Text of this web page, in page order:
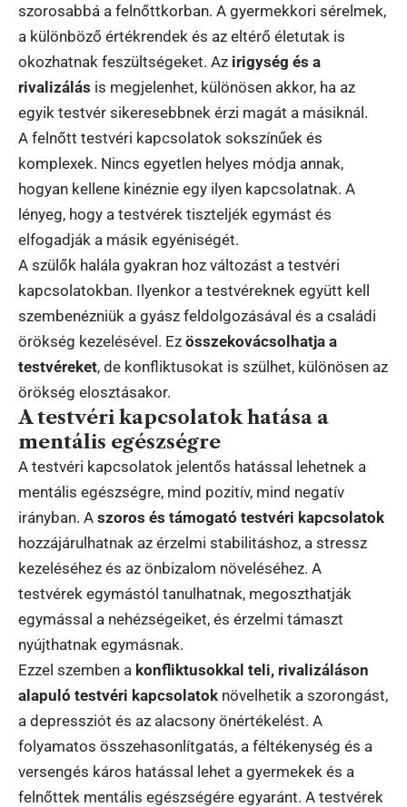
szorosabbá a felnőttkorban. A gyermekkori sérelmek,
a különböző értékrendek és az eltérő életutak is
okozhatnak feszültségeket. Az irigység és a
rivalizálás is megjelenhet, különösen akkor, ha az
egyik testvér sikeresebbnek érzi magát a másiknál.
A felnőtt testvéri kapcsolatok sokszínűek és
komplexek. Nincs egyetlen helyes módja annak,
hogyan kellene kinéznie egy ilyen kapcsolatnak. A
lényeg, hogy a testvérek tiszteljék egymást és
elfogadják a másik egyéniségét.
A szülők halála gyakran hoz változást a testvéri
kapcsolatokban. Ilyenkor a testvéreknek együtt kell
szembenézniük a gyász feldolgozásával és a családi
örökség kezelésével. Ez összekovácsolhatja a
testvéreket, de konfliktusokat is szülhet, különösen az
örökség elosztásakor.
A testvéri kapcsolatok hatása a
mentális egészségre
A testvéri kapcsolatok jelentős hatással lehetnek a
mentális egészségre, mind pozitív, mind negatív
irányban. A szoros és támogató testvéri kapcsolatok
hozzájárulhatnak az érzelmi stabilitáshoz, a stressz
kezeléséhez és az önbizalom növeléséhez. A
testvérek egymástól tanulhatnak, megoszthatják
egymással a nehézségeiket, és érzelmi támaszt
nyújthatnak egymásnak.
Ezzel szemben a konfliktusokkal teli, rivalizáláson
alapuló testvéri kapcsolatok növelhetik a szorongást,
a depressziót és az alacsony önértékelést. A
folyamatos összehasonlítgatás, a féltékenység és a
versengés káros hatással lehet a gyermekek és a
felnőttek mentális egészségére egyaránt. A testvérek